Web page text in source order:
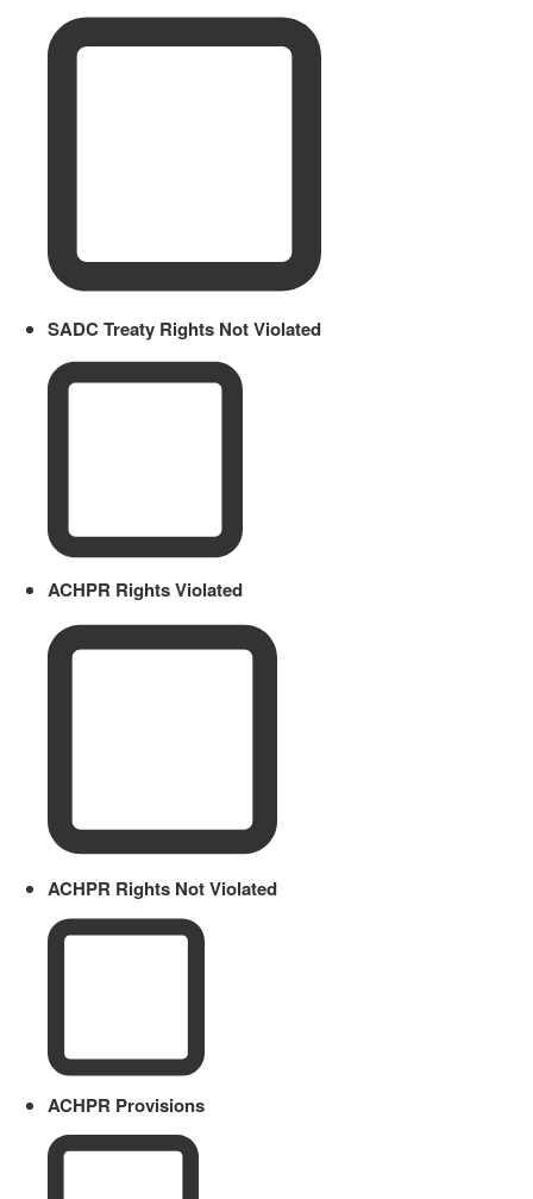
SADC Treaty Rights Not Violated
ACHPR Rights Violated
ACHPR Rights Not Violated
ACHPR Provisions